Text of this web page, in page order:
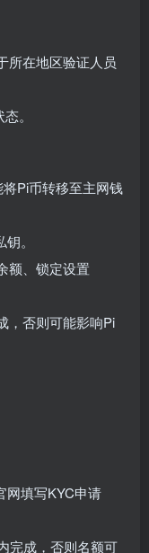
所在地区验证人员
。
Pi币转移至主网钱
。
额、锁定设置
，否则可能影响Pi
网填写KYC申请
完成，否则名额可